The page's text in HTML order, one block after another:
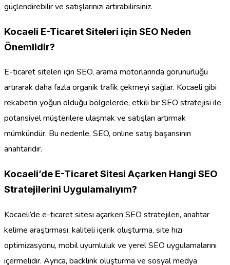
güçlendirebilir ve satışlarınızı artırabilirsiniz.
Kocaeli E-Ticaret Siteleri için SEO Neden
Önemlidir?
E-ticaret siteleri için SEO, arama motorlarında görünürlüğü
artırarak daha fazla organik trafik çekmeyi sağlar. Kocaeli gibi
rekabetin yoğun olduğu bölgelerde, etkili bir SEO stratejisi ile
potansiyel müşterilere ulaşmak ve satışları artırmak
mümkündür. Bu nedenle, SEO, online satış başarısının
anahtarıdır.
Kocaeli’de E-Ticaret Sitesi Açarken Hangi SEO
Stratejilerini Uygulamalıyım?
Kocaeli’de e-ticaret sitesi açarken SEO stratejileri, anahtar
kelime araştırması, kaliteli içerik oluşturma, site hızı
optimizasyonu, mobil uyumluluk ve yerel SEO uygulamalarını
içermelidir. Ayrıca, backlink oluşturma ve sosyal medya